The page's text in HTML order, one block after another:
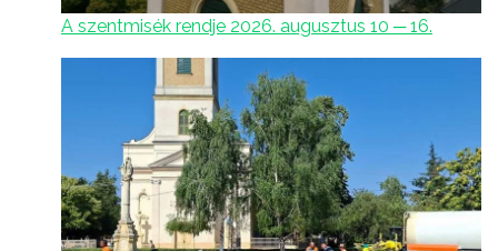
A szentmisék rendje 2026. augusztus 10 ─ 16.